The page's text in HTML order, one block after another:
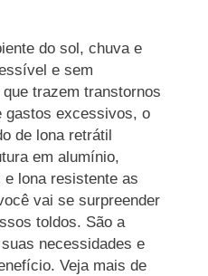
do sol, chuva e
e sem
trazem transtornos
gastos excessivos, o
de lona retrátil
em alumínio,
lona resistente as
vai se surpreender
toldos. São a
necessidades e
Veja mais de